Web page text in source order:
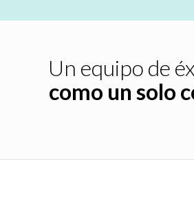
Un equipo de
como un solo